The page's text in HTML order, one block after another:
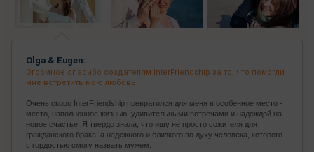
Olga & Eugen:
Огромное спасибо создателям InterFriendship за то, что помогли
мне встретить мою любовь!
Очень скоро InterFriendship превратился для меня в особенное место -
место, наполненное жизнью, удивительными встречами и надеждой на
новое счастье. Я твердо знала, что ищу не просто сожителя для
гражданского брака, а надежного и близкого по духу человека, которого
с гордостью смогу назвать мужем.